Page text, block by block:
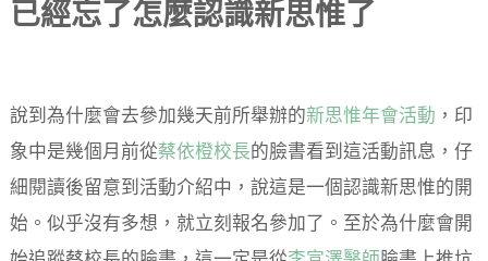
已經忘了怎麼認識新思惟了
說到為什麼會去參加幾天前所舉辦的新思惟年會活動 ，印
象中是幾個月前從蔡依橙校長的臉書看到這活動訊息，仔
細閱讀後留意到活動介紹中，說這是一個認識新思惟的開
始。似乎沒有多想，就立刻報名參加了。至於為什麼會開